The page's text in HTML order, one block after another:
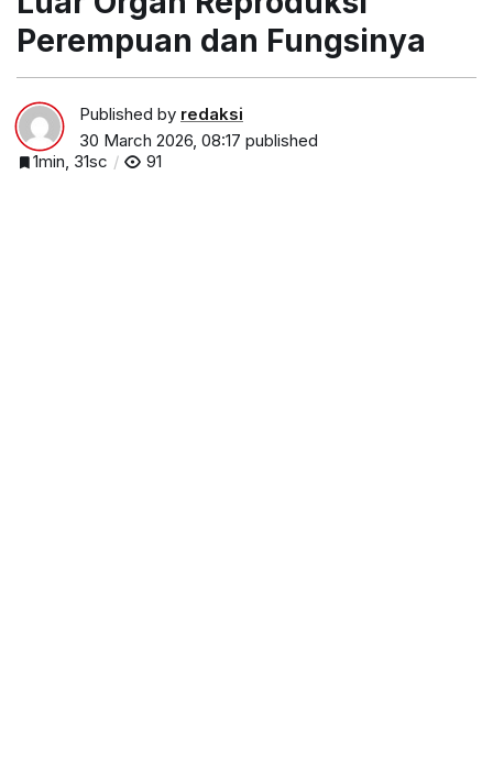
Perempuan dan Fungsinya
Published by redaksi
30 March 2026, 08:17 published
1min, 31sc
91